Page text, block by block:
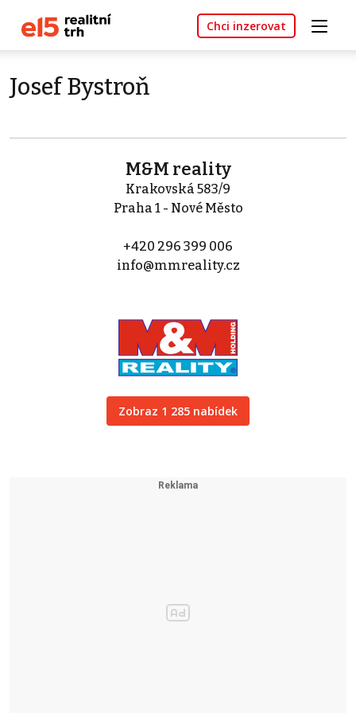
Chci inzerovat
Josef Bystroň
M&M reality
Krakovská 583/9
Praha 1 - Nové Město
+420 296 399 006
info@mmreality.cz
Zobraz 1 285 nabídek